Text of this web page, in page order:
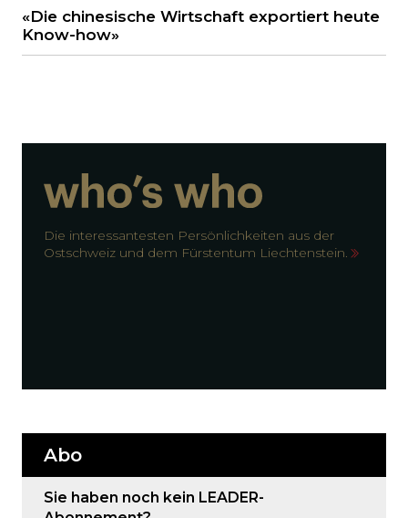
«Die chinesische Wirtschaft exportiert heute
Know-how»
Die interessantesten Persönlichkeiten aus der
Ostschweiz und dem Fürstentum Liechtenstein.
Abo
Sie haben noch kein LEADER-